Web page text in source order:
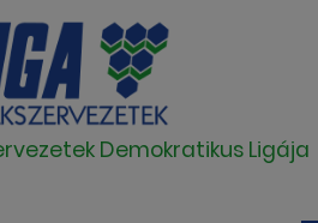
Demokratikus Ligája